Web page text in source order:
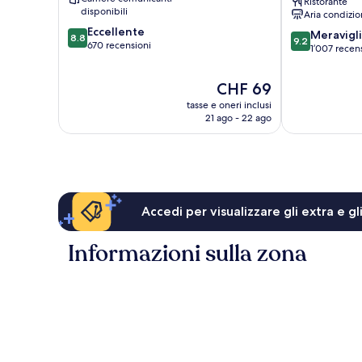
Makkah
disponibili
8.8
su
8.8 Eccellente
670 recensioni
Il
prezzo
attuale
CHF 69
tasse e oneri inclusi
21 ago - 22 ago
Centro
Città
di
Makkah
Aria
9.2
su
9.2
1’007
Accedi per visualizzare gli extra e
Informazioni sulla zona